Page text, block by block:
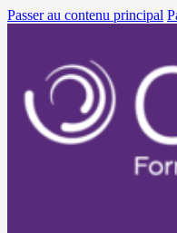
Passer au contenu principal